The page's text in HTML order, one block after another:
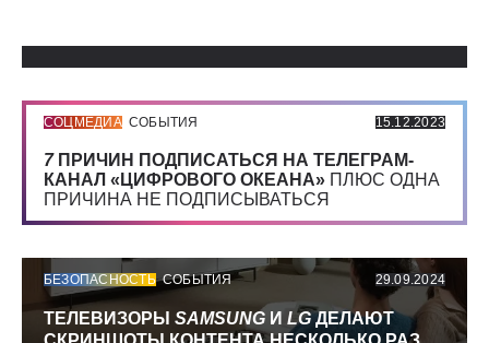
СОЦМЕДИА СОБЫТИЯ 15.12.2023
7 ПРИЧИН ПОДПИСАТЬСЯ НА ТЕЛЕГРАМ-
КАНАЛ «ЦИФРОВОГО ОКЕАНА» ПЛЮС ОДНА
ПРИЧИНА НЕ ПОДПИСЫВАТЬСЯ
БЕЗОПАСНОСТЬ СОБЫТИЯ 29.09.2024
ТЕЛЕВИЗОРЫ SAMSUNG И LGДЕЛАЮТ